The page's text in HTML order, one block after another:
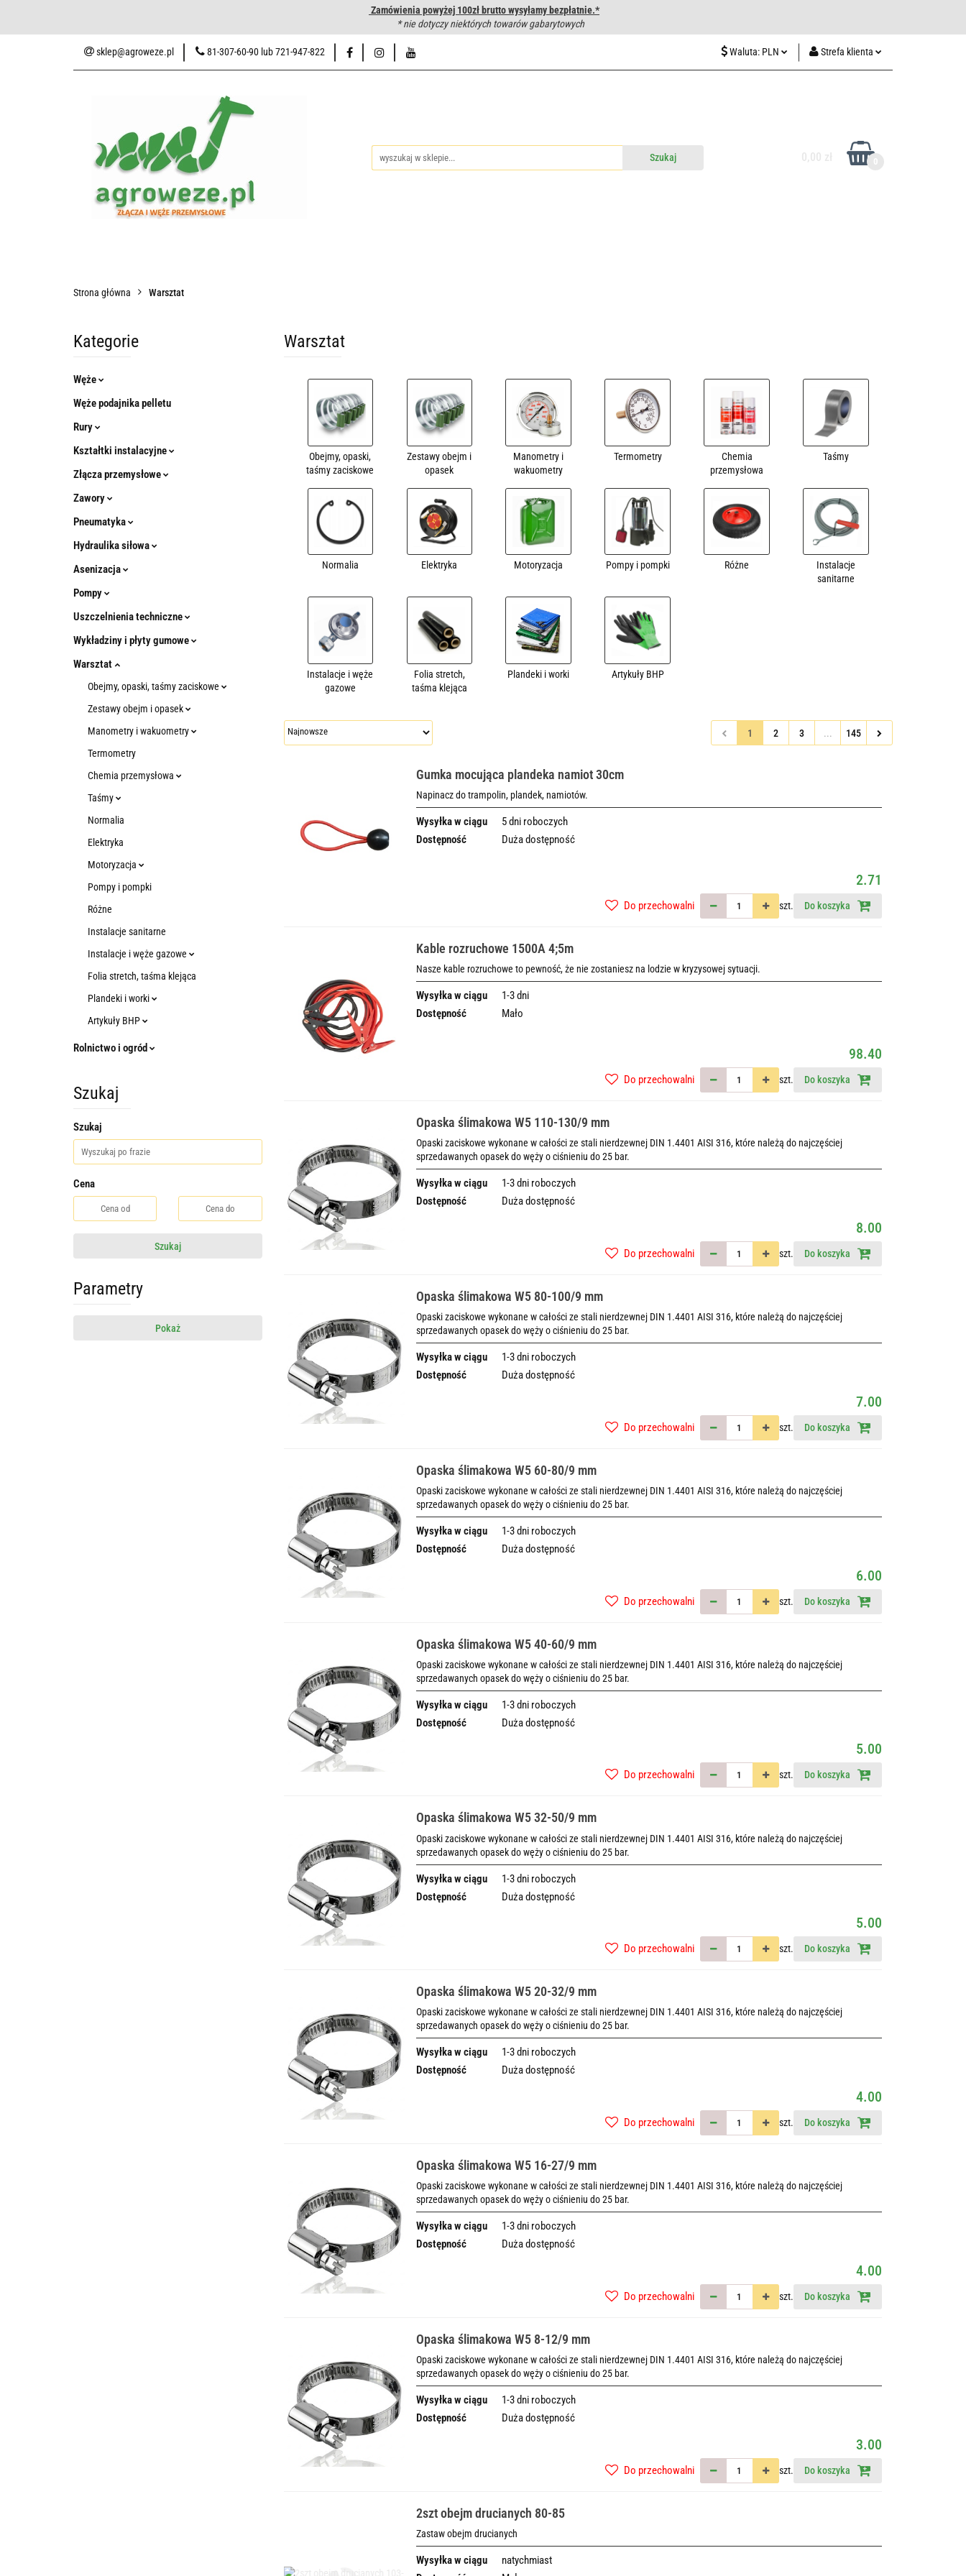
Zamówienia powyżej 100zł brutto wysyłamy bezpłatnie.*
* nie dotyczy niektórych towarów gabarytowych
sklep@agroweze.pl 81-307-60-90 lub 721-947-822 Waluta: PLN Strefa klienta
Zakuwanie węży hydraulicznych Hurtownia Napisz do nas
Strona główna Warsztat
Kategorie
Węże
Węże podajnika pelletu
Rury
Kształtki instalacyjne
Złącza przemysłowe
Zawory
Pneumatyka
Hydraulika siłowa
Asenizacja
Pompy
Uszczelnienia techniczne
Wykładziny i płyty gumowe
Warsztat
Obejmy, opaski, taśmy zaciskowe
Zestawy obejm i opasek
Manometry i wakuometry
Termometry
Chemia przemysłowa
Taśmy
Normalia
Elektryka
Motoryzacja
Pompy i pompki
Różne
Instalacje sanitarne
Instalacje i węże gazowe
Folia stretch, taśma klejąca
Plandeki i worki
Artykuły BHP
Rolnictwo i ogród
Szukaj
Szukaj
Cena
Szukaj
Parametry
Pokaż
Warsztat
Obejmy, opaski,
taśmy zaciskowe
Zestawy obejm i
opasek
Manometry i
wakuometry
Termometry
Chemia
przemysłowa
Taśmy
Normalia Elektryka Motoryzacja Pompy i pompki Różne
Instalacje
sanitarne
Instalacje i węże
gazowe
Folia stretch,
taśma klejąca
Plandeki i worki Artykuły BHP
1 2 3 ... 145
Gumka mocująca plandeka namiot 30cm
Napinacz do trampolin, plandek, namiotów.
Wysyłka w ciągu
5 dni roboczych
Dostępność
Duża dostępność
2.71
szt. Do koszyka
Do przechowalni
Kable rozruchowe 1500A 4;5m
Nasze kable rozruchowe to pewność, że nie zostaniesz na lodzie w kryzysowej sytuacji.
Wysyłka w ciągu
1-3 dni
Dostępność
Mało
98.40
szt. Do koszyka
Do przechowalni
Opaska ślimakowa W5 110-130/9 mm
Opaski zaciskowe wykonane w całości ze stali nierdzewnej DIN 1.4401 AISI 316, które należą do najczęściej
sprzedawanych opasek do węży o ciśnieniu do 25 bar.
Wysyłka w ciągu
1-3 dni roboczych
Dostępność
Duża dostępność
8.00
szt. Do koszyka
Do przechowalni
Opaska ślimakowa W5 80-100/9 mm
Opaski zaciskowe wykonane w całości ze stali nierdzewnej DIN 1.4401 AISI 316, które należą do najczęściej
sprzedawanych opasek do węży o ciśnieniu do 25 bar.
Wysyłka w ciągu
1-3 dni roboczych
Dostępność
Duża dostępność
7.00
szt. Do koszyka
Do przechowalni
Opaska ślimakowa W5 60-80/9 mm
Opaski zaciskowe wykonane w całości ze stali nierdzewnej DIN 1.4401 AISI 316, które należą do najczęściej
sprzedawanych opasek do węży o ciśnieniu do 25 bar.
Wysyłka w ciągu
1-3 dni roboczych
Dostępność
Duża dostępność
6.00
szt. Do koszyka
Do przechowalni
Opaska ślimakowa W5 40-60/9 mm
Opaski zaciskowe wykonane w całości ze stali nierdzewnej DIN 1.4401 AISI 316, które należą do najczęściej
sprzedawanych opasek do węży o ciśnieniu do 25 bar.
Wysyłka w ciągu
1-3 dni roboczych
Dostępność
Duża dostępność
5.00
szt. Do koszyka
Do przechowalni
Opaska ślimakowa W5 32-50/9 mm
Opaski zaciskowe wykonane w całości ze stali nierdzewnej DIN 1.4401 AISI 316, które należą do najczęściej
sprzedawanych opasek do węży o ciśnieniu do 25 bar.
Wysyłka w ciągu
1-3 dni roboczych
Dostępność
Duża dostępność
5.00
szt. Do koszyka
Do przechowalni
Opaska ślimakowa W5 20-32/9 mm
Opaski zaciskowe wykonane w całości ze stali nierdzewnej DIN 1.4401 AISI 316, które należą do najczęściej
sprzedawanych opasek do węży o ciśnieniu do 25 bar.
Wysyłka w ciągu
1-3 dni roboczych
Dostępność
Duża dostępność
4.00
szt. Do koszyka
Do przechowalni
Opaska ślimakowa W5 16-27/9 mm
Opaski zaciskowe wykonane w całości ze stali nierdzewnej DIN 1.4401 AISI 316, które należą do najczęściej
sprzedawanych opasek do węży o ciśnieniu do 25 bar.
Wysyłka w ciągu
1-3 dni roboczych
Dostępność
Duża dostępność
4.00
szt. Do koszyka
Do przechowalni
Opaska ślimakowa W5 8-12/9 mm
Opaski zaciskowe wykonane w całości ze stali nierdzewnej DIN 1.4401 AISI 316, które należą do najczęściej
sprzedawanych opasek do węży o ciśnieniu do 25 bar.
Wysyłka w ciągu
1-3 dni roboczych
Dostępność
Duża dostępność
3.00
szt. Do koszyka
Do przechowalni
2szt obejm drucianych 80-85
Zastaw obejm drucianych
Wysyłka w ciągu
natychmiast